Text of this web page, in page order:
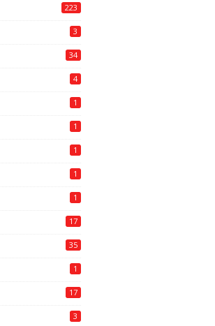
223
3
34
4
1
1
1
1
1
17
35
1
17
3